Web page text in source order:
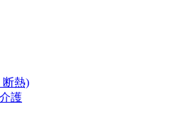
断熱)
護